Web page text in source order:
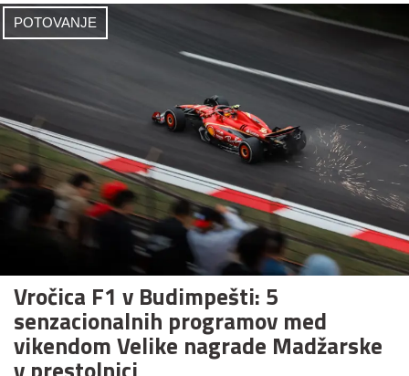
POTOVANJE
Vročica F1 v Budimpešti: 5
senzacionalnih programov med
vikendom Velike nagrade Madžarske